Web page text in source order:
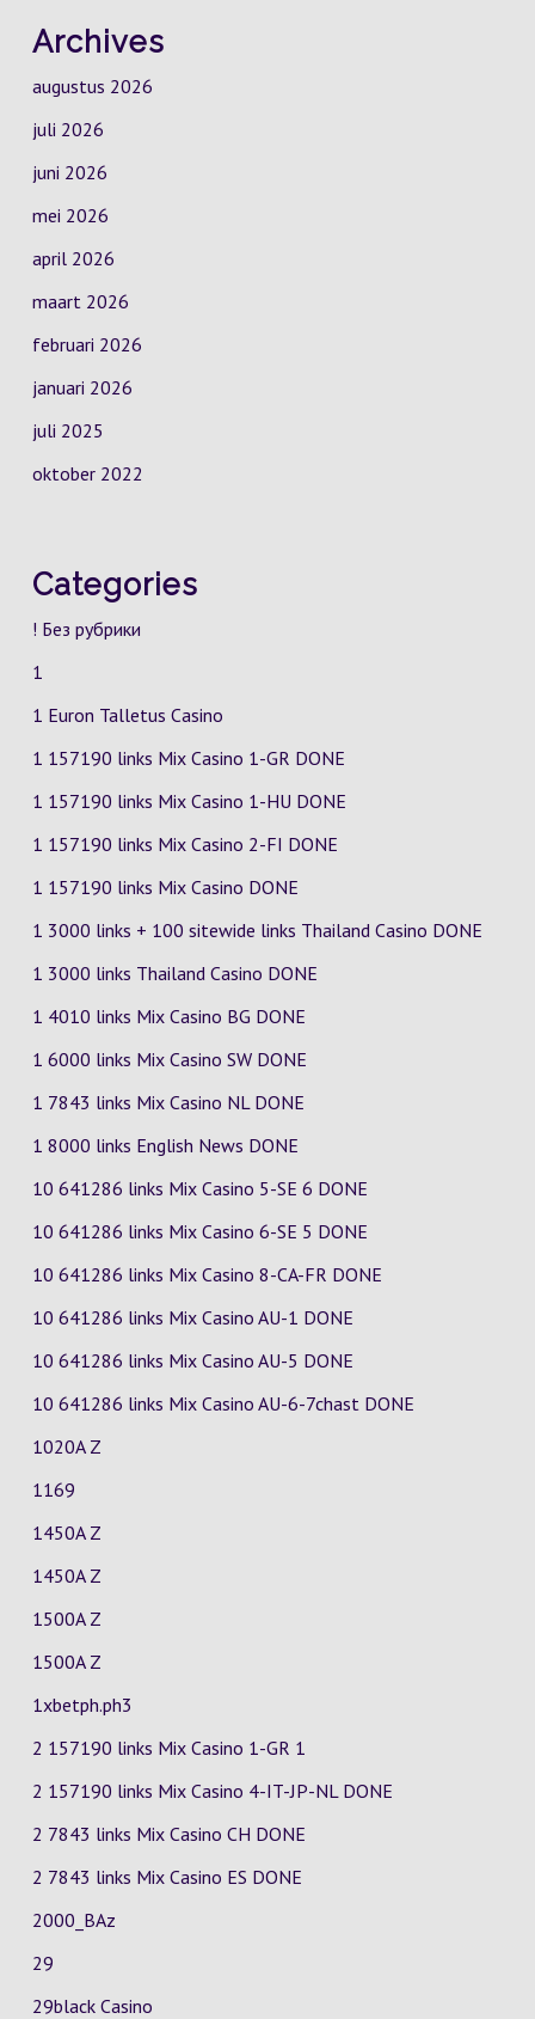
Archives
augustus 2026
juli 2026
juni 2026
mei 2026
april 2026
maart 2026
februari 2026
januari 2026
juli 2025
oktober 2022
Categories
! Без рубрики
1
1 Euron Talletus Casino
1 157190 links Mix Casino 1-GR DONE
1 157190 links Mix Casino 1-HU DONE
1 157190 links Mix Casino 2-FI DONE
1 157190 links Mix Casino DONE
1 3000 links + 100 sitewide links Thailand Casino DONE
1 3000 links Thailand Casino DONE
1 4010 links Mix Casino BG DONE
1 6000 links Mix Casino SW DONE
1 7843 links Mix Casino NL DONE
1 8000 links English News DONE
10 641286 links Mix Casino 5-SE 6 DONE
10 641286 links Mix Casino 6-SE 5 DONE
10 641286 links Mix Casino 8-CA-FR DONE
10 641286 links Mix Casino AU-1 DONE
10 641286 links Mix Casino AU-5 DONE
10 641286 links Mix Casino AU-6-7chast DONE
1020A Z
1169
1450A Z
1450A Z
1500A Z
1500A Z
1xbetph.ph3
2 157190 links Mix Casino 1-GR 1
2 157190 links Mix Casino 4-IT-JP-NL DONE
2 7843 links Mix Casino CH DONE
2 7843 links Mix Casino ES DONE
2000_BAz
29
29black Casino